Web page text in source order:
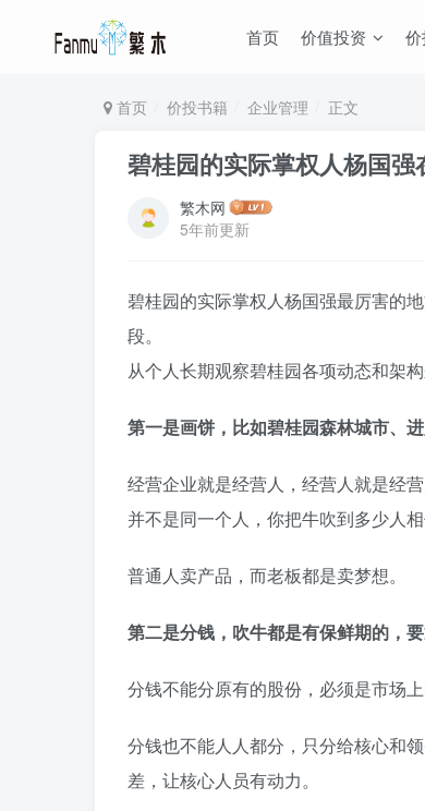
首页 价值投资
首页 价投书籍 企业管理 正文
碧桂园的实际掌权人杨国
繁木网
5年前更新
碧桂园的实际掌权人杨国强最厉害的
段。
从个人长期观察碧桂园各项动态和架
第一是画饼，比如碧桂园森林城市、
经营企业就是经营人，经营人就是经
并不是同一个人，你把牛吹到多少人
普通人卖产品，而老板都是卖梦想。
第二是分钱，吹牛都是有保鲜期的，
分钱不能分原有的股份，必须是市场
分钱也不能人人都分，只分给核心和
差，让核心人员有动力。